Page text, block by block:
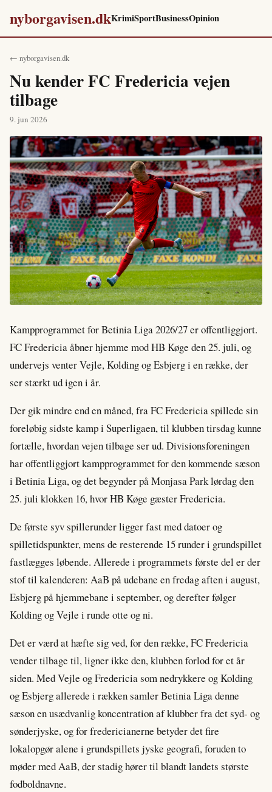
nyborgavisen.dkKrimiSportBusinessOpinion
← nyborgavisen.dk
Nu kender FC Fredericia vejen
tilbage
9. jun 2026
Kampprogrammet for Betinia Liga 2026/27 er offentliggjort.
FC Fredericia åbner hjemme mod HB Køge den 25. juli, og
undervejs venter Vejle, Kolding og Esbjerg i en række, der
ser stærkt ud igen i år.
Der gik mindre end en måned, fra FC Fredericia spillede sin
foreløbig sidste kamp i Superligaen, til klubben tirsdag kunne
fortælle, hvordan vejen tilbage ser ud. Divisionsforeningen
har offentliggjort kampprogrammet for den kommende sæson
i Betinia Liga, og det begynder på Monjasa Park lørdag den
25. juli klokken 16, hvor HB Køge gæster Fredericia.
De første syv spillerunder ligger fast med datoer og
spilletidspunkter, mens de resterende 15 runder i grundspillet
fastlægges løbende. Allerede i programmets første del er der
stof til kalenderen: AaB på udebane en fredag aften i august,
Esbjerg på hjemmebane i september, og derefter følger
Kolding og Vejle i runde otte og ni.
Det er værd at hæfte sig ved, for den række, FC Fredericia
vender tilbage til, ligner ikke den, klubben forlod for et år
siden. Med Vejle og Fredericia som nedrykkere og Kolding
og Esbjerg allerede i rækken samler Betinia Liga denne
sæson en usædvanlig koncentration af klubber fra det syd- og
sønderjyske, og for fredericianerne betyder det fire
lokalopgør alene i grundspillets jyske geografi, foruden to
møder med AaB, der stadig hører til blandt landets største
fodboldnavne.